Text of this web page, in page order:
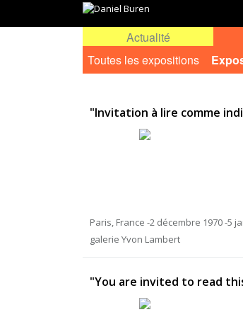
Actualité
Toutes les expositions
"Invitation à lire comme
Paris, France -2 décembre 1970 -5
galerie Yvon Lambert
"You are invited to read